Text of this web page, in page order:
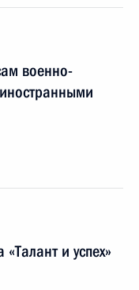
военно-
иностранными
и успех»